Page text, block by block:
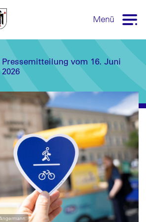
Menü
Pressemitteilung vom 16. Juni
2026